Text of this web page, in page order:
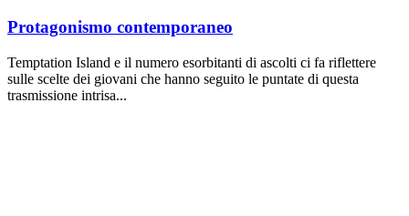
Protagonismo contemporaneo
Temptation Island e il numero esorbitanti di ascolti ci fa riflettere
sulle scelte dei giovani che hanno seguito le puntate di questa
trasmissione intrisa...